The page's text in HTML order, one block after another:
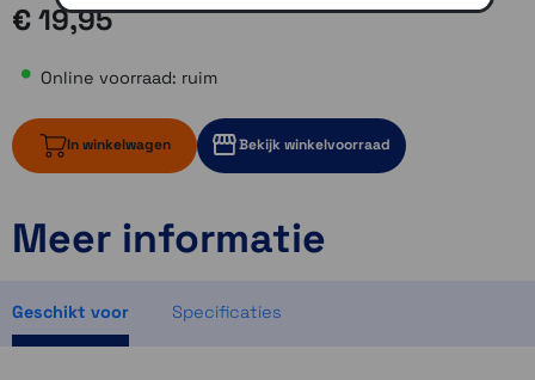
€ 19,95
Online voorraad: ruim
In winkelwagen Bekijk winkelvoorraad
ruim op voorraad
1 op voorraad
Meer informatie
Geschikt voor Specificaties